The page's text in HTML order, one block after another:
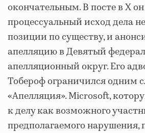
окончательным. В посте в X
процессуальный исход дела
позиции по существу, и
апелляцию в Девятый
апелляционный округ. Его
Тобероф ограничился одним
«Апелляция». Microsoft,
к делу как возможного
предполагаемого нарушения,